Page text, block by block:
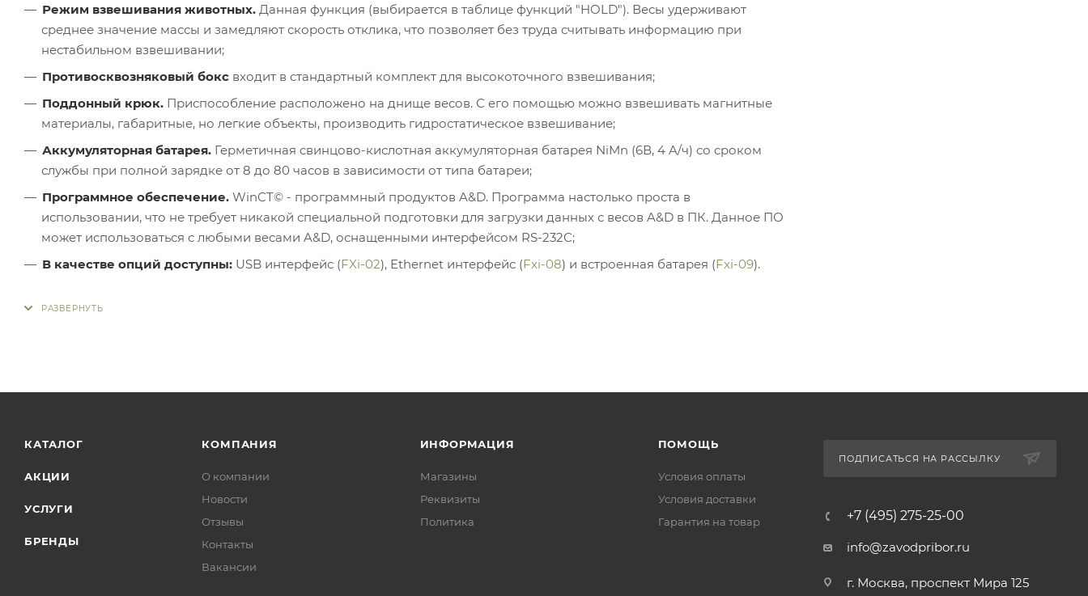
Режим взвешивания животных. Данная функция (выбирается в таблице функций "HOLD"). Весы удерживают
среднее значение массы и замедляют скорость отклика, что позволяет без труда считывать информацию при
нестабильном взвешивании;
Противосквозняковый бокс входит в стандартный комплект для высокоточного взвешивания;
Поддонный крюк. Приспособление расположено на днище весов. С его помощью можно взвешивать магнитные
материалы, габаритные, но легкие объекты, производить гидростатическое взвешивание;
Аккумуляторная батарея. Герметичная свинцово-кислотная аккумуляторная батарея NiMn (6В, 4 A/ч) со сроком
службы при полной зарядке от 8 до 80 часов в зависимости от типа батареи;
Программное обеспечение. WinCT© - программный продуктов A&D. Программа настолько проста в
использовании, что не требует никакой специальной подготовки для загрузки данных с весов A&D в ПК. Данное ПО
может использоваться с любыми весами A&D, оснащенными интерфейсом RS-232C;
В качестве опций доступны: USB интерфейс (FXi-02), Ethernet интерфейс (Fxi-08) и встроенная батарея (Fxi-09).
КАТАЛОГ
АКЦИИ
УСЛУГИ
БРЕНДЫ
КОМПАНИЯ
О компании
Новости
Отзывы
Контакты
Вакансии
ИНФОРМАЦИЯ
Магазины
Реквизиты
Политика
ПОМОЩЬ
Условия оплаты
Условия доставки
Гарантия на товар
ПОДПИСАТЬСЯ НА РАССЫЛКУ
+7 (495) 275-25-00
info@zavodpribor.ru
г. Москва, проспект Мира 125